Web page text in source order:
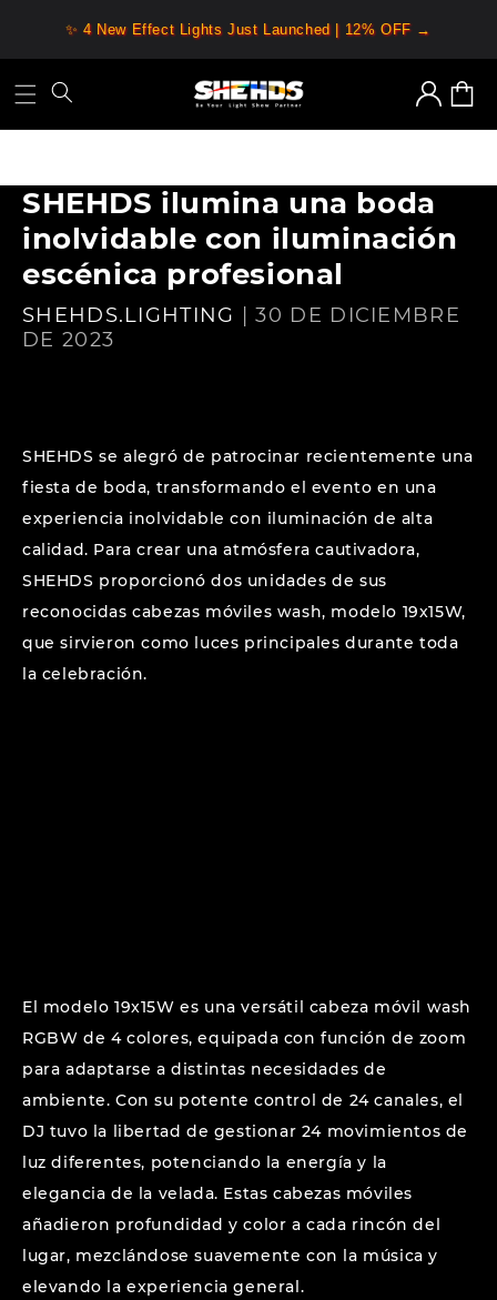
✨ 4 New Effect Lights Just Launched | 12% OFF →
directamente
al contenido
Iniciar
sesión
SHEHDS ilumina una boda
inolvidable con iluminación
escénica profesional
SHEHDS.LIGHTING |30 DE DICIEMBRE
DE 2023
SHEHDS se alegró de patrocinar recientemente una
fiesta de boda, transformando el evento en una
experiencia inolvidable con iluminación de alta
calidad. Para crear una atmósfera cautivadora,
SHEHDS proporcionó dos unidades de sus
reconocidas cabezas móviles wash, modelo 19x15W,
que sirvieron como luces principales durante toda
la celebración.
El modelo 19x15W es una versátil cabeza móvil wash
RGBW de 4 colores, equipada con función de zoom
para adaptarse a distintas necesidades de
ambiente. Con su potente control de 24 canales, el
DJ tuvo la libertad de gestionar 24 movimientos de
luz diferentes, potenciando la energía y la
elegancia de la velada. Estas cabezas móviles
añadieron profundidad y color a cada rincón del
lugar, mezclándose suavemente con la música y
elevando la experiencia general.